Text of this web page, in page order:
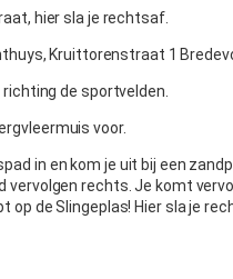
hier sla je rechtsaf.
Kruittorenstraat 1
de sportvelden.
voor.
in en kom je uit bij een
vervolgen rechts. Je komt
op de Slingeplas! Hier sla je